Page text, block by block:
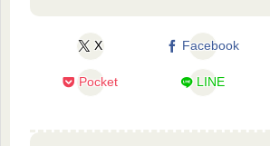
X Facebook
Pocket LINE